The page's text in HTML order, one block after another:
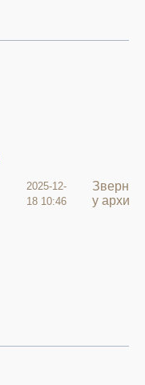
2025-12-
18 10:46
у архиві